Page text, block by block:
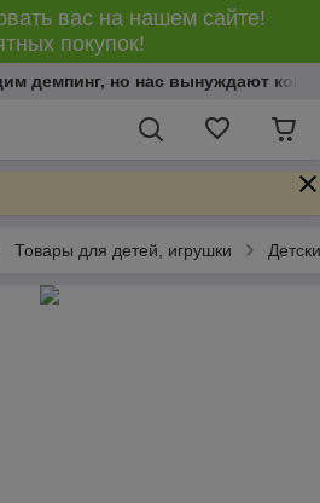
вас на нашем сайте!
покупок!
демпинг, но нас вынуждают
Товары для детей, игрушки